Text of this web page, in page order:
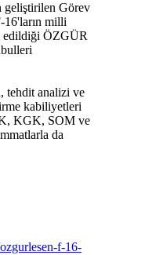
geliştirilen Görev
16'ların milli
edildiği ÖZGÜR
tehdit analizi ve
kabiliyetleri
KGK, SOM ve
da
f-16-